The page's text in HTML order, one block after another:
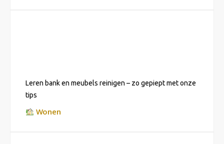
Leren bank en meubels reinigen – zo gepiept met onze
tips
Wonen